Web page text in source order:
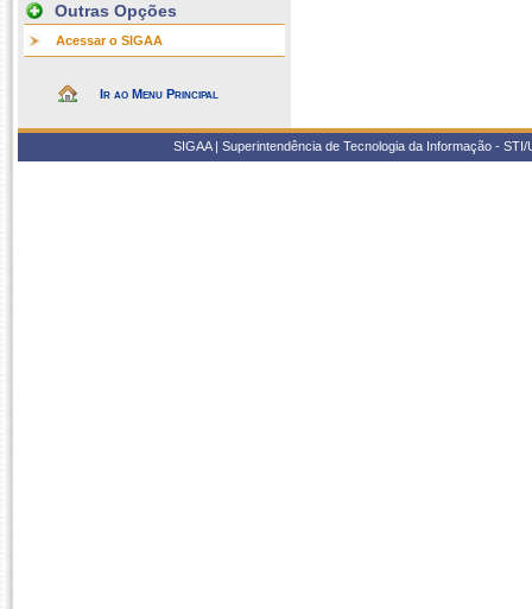
Outras Opções
Acessar o SIGAA
Ir ao Menu Principal
SIGAA | Superintendência de Tecnologia da Informação -